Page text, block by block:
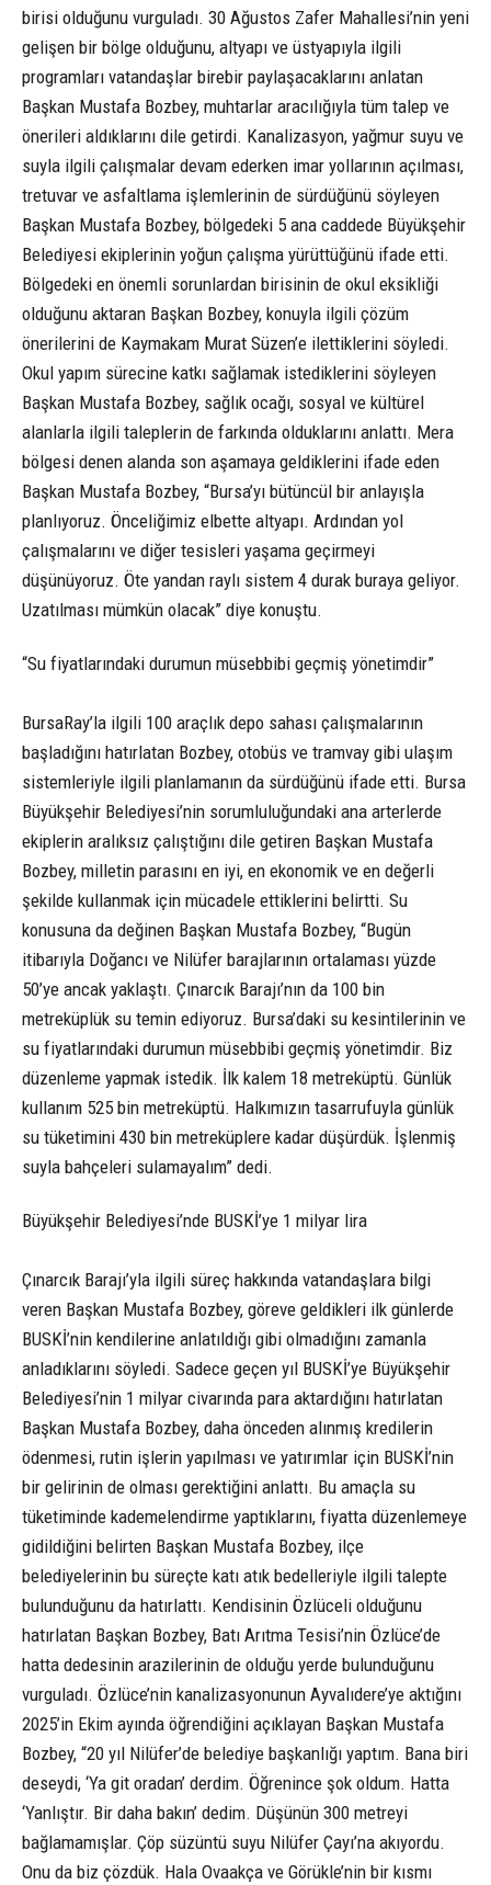
birisi olduğunu vurguladı. 30 Ağustos Zafer Mahallesi’nin yeni
gelişen bir bölge olduğunu, altyapı ve üstyapıyla ilgili
programları vatandaşlar birebir paylaşacaklarını anlatan
Başkan Mustafa Bozbey, muhtarlar aracılığıyla tüm talep ve
önerileri aldıklarını dile getirdi. Kanalizasyon, yağmur suyu ve
suyla ilgili çalışmalar devam ederken imar yollarının açılması,
tretuvar ve asfaltlama işlemlerinin de sürdüğünü söyleyen
Başkan Mustafa Bozbey, bölgedeki 5 ana caddede Büyükşehir
Belediyesi ekiplerinin yoğun çalışma yürüttüğünü ifade etti.
Bölgedeki en önemli sorunlardan birisinin de okul eksikliği
olduğunu aktaran Başkan Bozbey, konuyla ilgili çözüm
önerilerini de Kaymakam Murat Süzen’e ilettiklerini söyledi.
Okul yapım sürecine katkı sağlamak istediklerini söyleyen
Başkan Mustafa Bozbey, sağlık ocağı, sosyal ve kültürel
alanlarla ilgili taleplerin de farkında olduklarını anlattı. Mera
bölgesi denen alanda son aşamaya geldiklerini ifade eden
Başkan Mustafa Bozbey, “Bursa’yı bütüncül bir anlayışla
planlıyoruz. Önceliğimiz elbette altyapı. Ardından yol
çalışmalarını ve diğer tesisleri yaşama geçirmeyi
düşünüyoruz. Öte yandan raylı sistem 4 durak buraya geliyor.
Uzatılması mümkün olacak” diye konuştu.
“Su fiyatlarındaki durumun müsebbibi geçmiş yönetimdir”
BursaRay’la ilgili 100 araçlık depo sahası çalışmalarının
başladığını hatırlatan Bozbey, otobüs ve tramvay gibi ulaşım
sistemleriyle ilgili planlamanın da sürdüğünü ifade etti. Bursa
Büyükşehir Belediyesi’nin sorumluluğundaki ana arterlerde
ekiplerin aralıksız çalıştığını dile getiren Başkan Mustafa
Bozbey, milletin parasını en iyi, en ekonomik ve en değerli
şekilde kullanmak için mücadele ettiklerini belirtti. Su
konusuna da değinen Başkan Mustafa Bozbey, “Bugün
itibarıyla Doğancı ve Nilüfer barajlarının ortalaması yüzde
50’ye ancak yaklaştı. Çınarcık Barajı’nın da 100 bin
metreküplük su temin ediyoruz. Bursa’daki su kesintilerinin ve
su fiyatlarındaki durumun müsebbibi geçmiş yönetimdir. Biz
düzenleme yapmak istedik. İlk kalem 18 metreküptü. Günlük
kullanım 525 bin metreküptü. Halkımızın tasarrufuyla günlük
su tüketimini 430 bin metreküplere kadar düşürdük. İşlenmiş
suyla bahçeleri sulamayalım” dedi.
Büyükşehir Belediyesi’nde BUSKİ’ye 1 milyar lira
Çınarcık Barajı’yla ilgili süreç hakkında vatandaşlara bilgi
veren Başkan Mustafa Bozbey, göreve geldikleri ilk günlerde
BUSKİ’nin kendilerine anlatıldığı gibi olmadığını zamanla
anladıklarını söyledi. Sadece geçen yıl BUSKİ’ye Büyükşehir
Belediyesi’nin 1 milyar civarında para aktardığını hatırlatan
Başkan Mustafa Bozbey, daha önceden alınmış kredilerin
ödenmesi, rutin işlerin yapılması ve yatırımlar için BUSKİ’nin
bir gelirinin de olması gerektiğini anlattı. Bu amaçla su
tüketiminde kademelendirme yaptıklarını, fiyatta düzenlemeye
gidildiğini belirten Başkan Mustafa Bozbey, ilçe
belediyelerinin bu süreçte katı atık bedelleriyle ilgili talepte
bulunduğunu da hatırlattı. Kendisinin Özlüceli olduğunu
hatırlatan Başkan Bozbey, Batı Arıtma Tesisi’nin Özlüce’de
hatta dedesinin arazilerinin de olduğu yerde bulunduğunu
vurguladı. Özlüce’nin kanalizasyonunun Ayvalıdere’ye aktığını
2025’in Ekim ayında öğrendiğini açıklayan Başkan Mustafa
Bozbey, “20 yıl Nilüfer’de belediye başkanlığı yaptım. Bana biri
deseydi, ‘Ya git oradan’ derdim. Öğrenince şok oldum. Hatta
‘Yanlıştır. Bir daha bakın’ dedim. Düşünün 300 metreyi
bağlamamışlar. Çöp süzüntü suyu Nilüfer Çayı’na akıyordu.
Onu da biz çözdük. Hala Ovaakça ve Görükle’nin bir kısmı